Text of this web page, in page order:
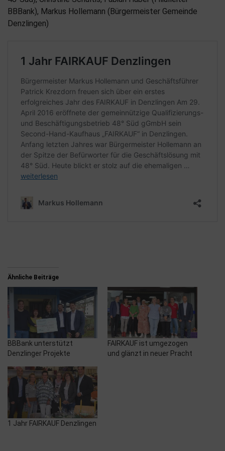
BBBank), Markus Hollemann (Bürgermeister Gemeinde
Denzlingen)
Ähnliche Beiträge
BBBank unterstützt
Denzlinger Projekte
FAIRKAUF ist umgezogen
und glänzt in neuer Pracht
1 Jahr FAIRKAUF Denzlingen